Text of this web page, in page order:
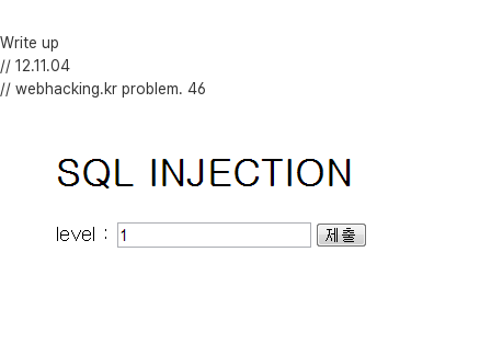
Write up
// 12.11.04
// webhacking.kr problem. 46